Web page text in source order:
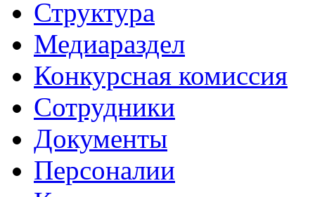
Структура
Медиараздел
Конкурсная комиссия
Сотрудники
Документы
Персоналии